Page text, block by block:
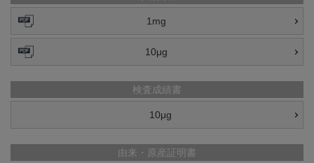
1mg
10μg
検査成績書
10μg
由来・原産証明書